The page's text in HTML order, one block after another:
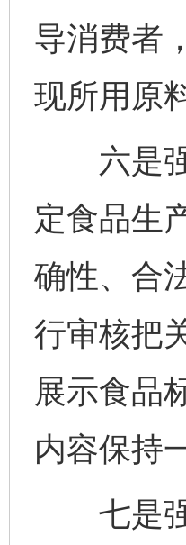
导消费者
现所用原
六是强
定食品生
确性、合
行审核把
展示食品
内容保持
七是强